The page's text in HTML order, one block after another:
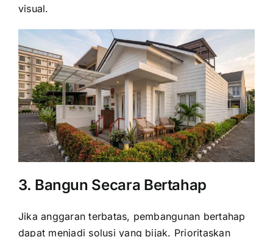
visual.
3. Bangun Secara Bertahap
Jika anggaran terbatas, pembangunan bertahap
dapat menjadi solusi yang bijak. Prioritaskan